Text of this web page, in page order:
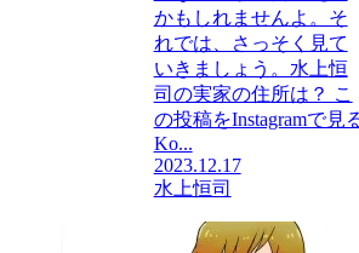
かもしれませんよ。そ
れでは、さっそく見て
いきましょう。水上恒
司の実家の住所は？ こ
の投稿をInstagramで見
Ko...
2023.12.17
水上恒司